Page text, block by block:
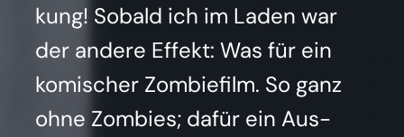
kung! Sobald ich im Laden war
der ande­re Effekt: Was für ein
komi­scher Zom­bie­film. So ganz
ohne Zom­bies; dafür ein Aus­